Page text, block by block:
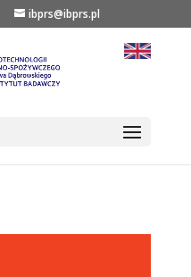
ibprs@ibprs.pl